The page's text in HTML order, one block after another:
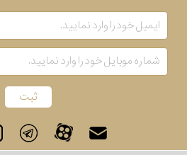
برند
تقویم